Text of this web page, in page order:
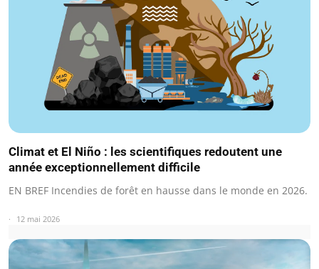
Climat et El Niño : les scientifiques redoutent une
année exceptionnellement difficile
EN BREF Incendies de forêt en hausse dans le monde en 2026.
12 mai 2026